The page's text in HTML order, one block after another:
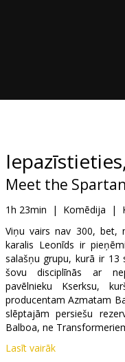
B2B
Kino
Klubs
Meet the
1h 23min | Komēdija |
Viņu vairs nav 300, bet,
karalis Leonīds ir
salašņu grupu, kurā ir 13
šovu disciplīnās ar
pavēlnieku Kserksu,
producentam Azmatam
slēptajām persiešu
Balboa, ne
Lomās: Sean Maguire,
Lasīt vairāk